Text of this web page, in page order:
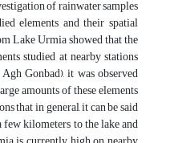
of rainwater samples
elements and their spatial
Lake Urmia showed that the
studied at nearby stations
Gonbad), it was observed
amounts of these elements
that in general, it can be said
kilometers to the lake and